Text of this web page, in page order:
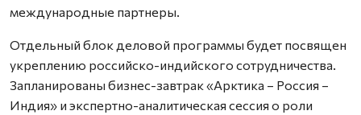
международные партнеры.
Отдельный блок деловой программы будет посвящен
укреплению российско-индийского сотрудничества.
Запланированы бизнес-завтрак «Арктика – Россия –
Индия» и экспертно-аналитическая сессия о роли